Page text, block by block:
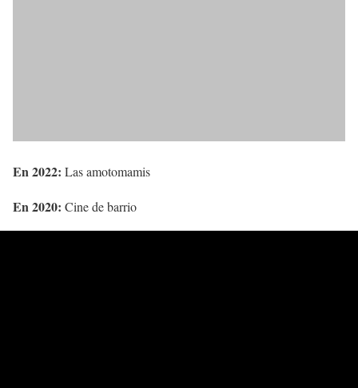
En 2022: Las amotomamis
En 2020: Cine de barrio